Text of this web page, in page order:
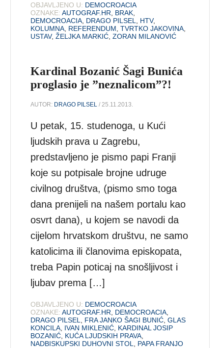
OBJAVLJENO U: DEMOCROACIA
OZNAKE: AUTOGRAF.HR BRAK
DEMOCROACIA DRAGO PILSEL HTV,
KOLUMNA REFERENDUM ,TVRTKO JAKOVINA
USTAV,ŽELJKA MARKIĆ ,ZORAN MILANOVIĆ
Kardinal Bozanić Šagi Bunića
proglasio je ”neznalicom”?!
AUTOR: DRAGO PILSEL / 25.11.2013.
U petak, 15. studenoga, u Kući
ljudskih prava u Zagrebu,
predstavljeno je pismo papi Franji
koje su potpisale brojne udruge
civilnog društva, (pismo smo toga
dana prenijeli na našem portalu kao
osvrt dana), u kojem se navodi da
cijelom hrvatskom društvu, ne samo
katolicima ili članovima episkopata,
treba Papin poticaj na snošljivost i
ljubav prema […]
OBJAVLJENO U: DEMOCROACIA
OZNAKE: AUTOGRAF.HR DEMOCROACIA
DRAGO PILSEL
FRA JANKO ŠAGI BUNIĆ ,GLAS
KONCILA IVAN MIKLENIĆ KARDINAL JOSIP
BOZANIĆ KUĆA LJUDSKIH PRAVA
NADBISKUPSKI DUHOVNI STOL
PAPA FRANJO